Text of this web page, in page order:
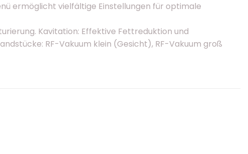
ermöglicht vielfältige Einstellungen für optimale
Kavitation: Effektive Fettreduktion und
RF-Vakuum klein (Gesicht), RF-Vakuum groß